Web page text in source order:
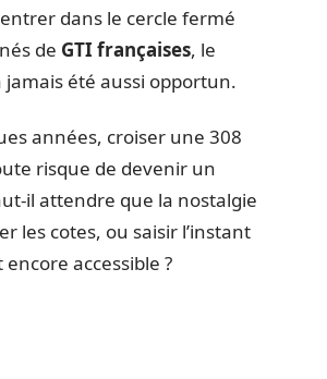
dans le cercle fermé
de GTI françaises, le
jamais été aussi opportun.
années, croiser une 308
risque de devenir un
il attendre que la nostalgie
les cotes, ou saisir l’instant
encore accessible ?